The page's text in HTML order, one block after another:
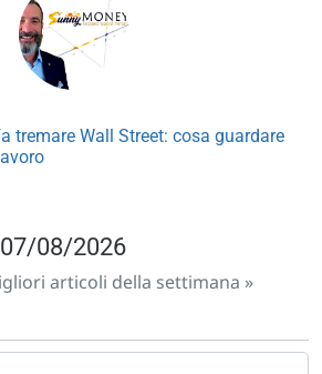
tremare Wall Street: cosa guardare
08/2026
articoli della settimana »